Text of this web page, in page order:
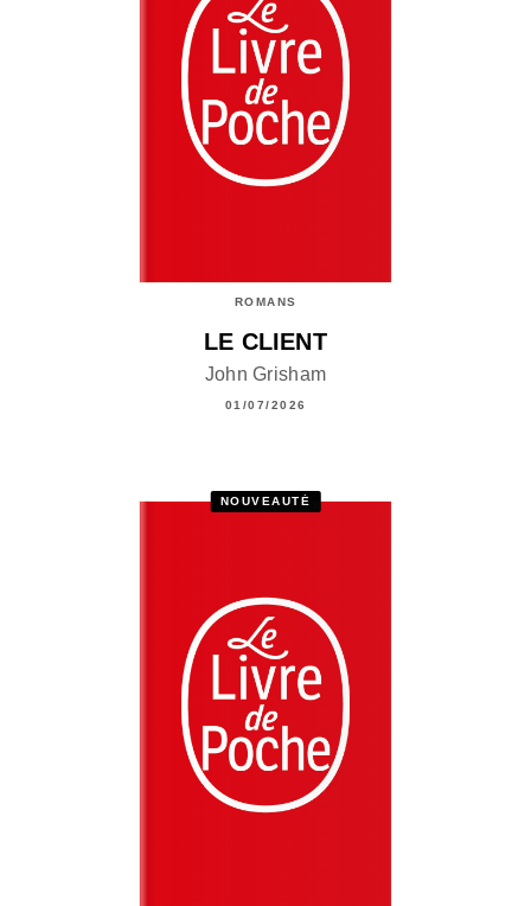
ROMANS
LE CLIENT
John Grisham
01/07/2026
NOUVEAUTÉ